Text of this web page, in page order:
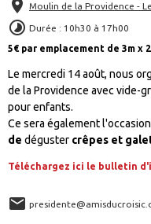
Moulin de la Providence -
Durée : 10h30 à 17h00
5€ par emplacement de 3m x
Le mercredi 14 août, nous
de la Providence avec vide-
pour enfants.
Ce sera également
de déguster crêpes et
Téléchargez ici le bulletin